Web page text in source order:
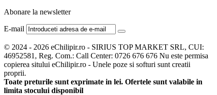
Abonare la newsletter
E-mail
© 2024 - 2026 eChilipir.ro - SIRIUS TOP MARKET SRL, CUI:
46952581, Reg. Com.: Call Center: 0726 676 676 Nu este permisa
copierea sitului eChilipir.ro - Unele poze si softuri sunt creatii
proprii.
Toate preturile sunt exprimate in lei. Ofertele sunt valabile in
limita stocului disponibil